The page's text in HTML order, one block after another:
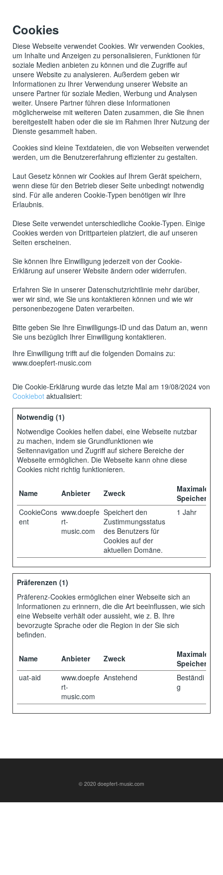
Cookies
Diese Webseite verwendet Cookies. Wir verwenden Cookies,
um Inhalte und Anzeigen zu personalisieren, Funktionen für
soziale Medien anbieten zu können und die Zugriffe auf
unsere Website zu analysieren. Außerdem geben wir
Informationen zu Ihrer Verwendung unserer Website an
unsere Partner für soziale Medien, Werbung und Analysen
weiter. Unsere Partner führen diese Informationen
möglicherweise mit weiteren Daten zusammen, die Sie ihnen
bereitgestellt haben oder die sie im Rahmen Ihrer Nutzung der
Dienste gesammelt haben.
Cookies sind kleine Textdateien, die von Webseiten verwendet
werden, um die Benutzererfahrung effizienter zu gestalten.
Laut Gesetz können wir Cookies auf Ihrem Gerät speichern,
wenn diese für den Betrieb dieser Seite unbedingt notwendig
sind. Für alle anderen Cookie-Typen benötigen wir Ihre
Erlaubnis.
Diese Seite verwendet unterschiedliche Cookie-Typen. Einige
Cookies werden von Drittparteien platziert, die auf unseren
Seiten erscheinen.
Sie können Ihre Einwilligung jederzeit von der Cookie-
Erklärung auf unserer Website ändern oder widerrufen.
Erfahren Sie in unserer Datenschutzrichtlinie mehr darüber,
wer wir sind, wie Sie uns kontaktieren können und wie wir
personenbezogene Daten verarbeiten.
Bitte geben Sie Ihre Einwilligungs-ID und das Datum an, wenn
Sie uns bezüglich Ihrer Einwilligung kontaktieren.
Ihre Einwilligung trifft auf die folgenden Domains zu:
www.doepfert-music.com
Die Cookie-Erklärung wurde das letzte Mal am 19/08/2024 von
Cookiebot aktualisiert:
Notwendig (1)
Notwendige Cookies helfen dabei, eine Webseite nutzbar
zu machen, indem sie Grundfunktionen wie
Seitennavigation und Zugriff auf sichere Bereiche der
Webseite ermöglichen. Die Webseite kann ohne diese
Cookies nicht richtig funktionieren.
Name Anbieter Zweck
Maximale
CookieCons
ent
www.doepfe
rt-
music.com
Speichert den
Zustimmungsstatus
des Benutzers für
Cookies auf der
aktuellen Domäne.
1 Jahr
Präferenzen (1)
Präferenz-Cookies ermöglichen einer Webseite sich an
Informationen zu erinnern, die die Art beeinflussen, wie sich
eine Webseite verhält oder aussieht, wie z. B. Ihre
bevorzugte Sprache oder die Region in der Sie sich
befinden.
Name Anbieter Zweck
Maximale
uat-aid
www.doepfe
rt-
music.com
Anstehend
Beständi
g
© 2020 doepfert-music.com